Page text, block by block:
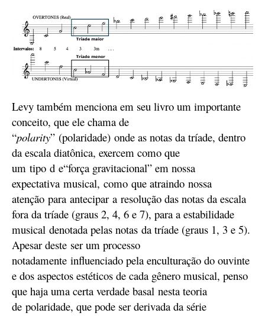
Levy também menciona em seu livro um importante
conceito, que ele chama de
“polarity” (polaridade) onde as notas da tríade, dentro
da escala diatônica, exercem como que
um tipo d e“força gravitacional” em nossa
expectativa musical, como que atraindo nossa
atenção para antecipar a resolução das notas da escala
fora da tríade (graus 2, 4, 6 e 7), para a estabilidade
musical denotada pelas notas da tríade (graus 1, 3 e 5).
Apesar deste ser um processo
notadamente influenciado pela enculturação do ouvinte
e dos aspectos estéticos de cada gênero musical, penso
que haja uma certa verdade basal nesta teoria
de polaridade, que pode ser derivada da série